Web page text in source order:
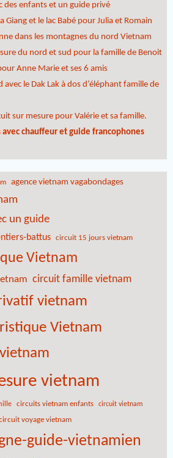
des enfants et un guide privé
Giang et le lac Babé pour Julia et Romain
dans les montagnes du nord Vietnam
du nord et sud pour la famille de Benoit
Anne Marie et ses 6 amis
le Dak Lak à dos d’éléphant famille de
sur mesure pour Valérie et sa famille.
avec chauffeur et guide francophones
agence vietnam vagabondages
un guide
battus circuit 15 jours vietnam
Vietnam
circuit famille vietnam
vietnam
Vietnam
vietnam
circuits vietnam enfants circuit vietnam
voyage vietnam
guide-vietnamien